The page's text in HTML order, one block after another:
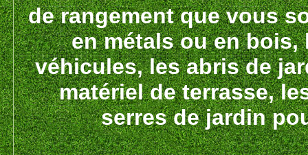
de rangement que vous
en métals ou en
véhicules, les abris de
matériel de terrasse,
serres de jardin